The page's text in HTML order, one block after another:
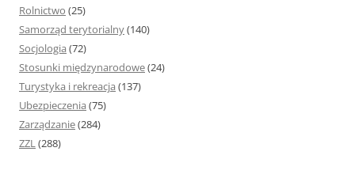
Rolnictwo (25)
Samorząd terytorialny(140)
Socjologia (72)
Stosunki międzynarodowe(24)
Turystyka i rekreacja (137)
Ubezpieczenia (75)
Zarządzanie(284)
ZZL(288)